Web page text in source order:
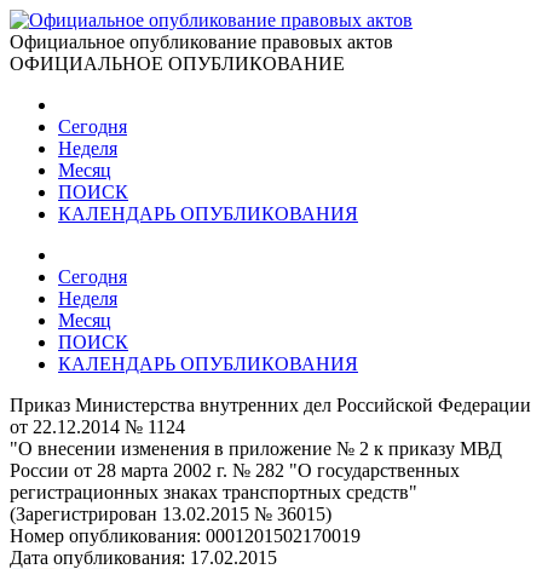
Официальное опубликование правовых актов
ОФИЦИАЛЬНОЕ ОПУБЛИКОВАНИЕ
Сегодня
Неделя
Месяц
ПОИСК
КАЛЕНДАРЬ ОПУБЛИКОВАНИЯ
Сегодня
Неделя
Месяц
ПОИСК
КАЛЕНДАРЬ ОПУБЛИКОВАНИЯ
Приказ Министерства внутренних дел Российской Федерации
от 22.12.2014 № 1124
"О внесении изменения в приложение № 2 к приказу МВД
России от 28 марта 2002 г. № 282 "О государственных
регистрационных знаках транспортных средств"
(Зарегистрирован 13.02.2015 № 36015)
Номер опубликования: 0001201502170019
Дата опубликования: 17.02.2015